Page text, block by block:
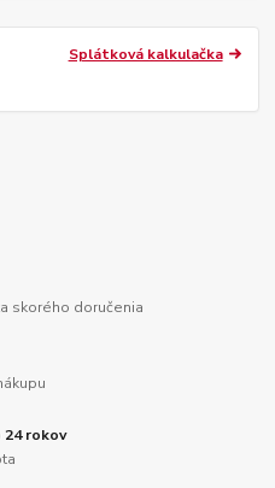
Splátková kalkulačka
skorého doručenia
24 rokov